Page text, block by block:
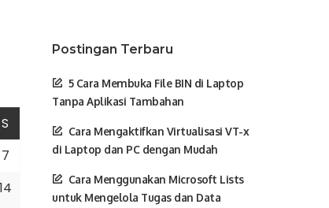
S
7
14
Postingan Terbaru
5 Cara Membuka File BIN di Laptop
Tanpa Aplikasi Tambahan
Cara Mengaktifkan Virtualisasi VT-x
di Laptop dan PC dengan Mudah
Cara Menggunakan Microsoft Lists
untuk Mengelola Tugas dan Data